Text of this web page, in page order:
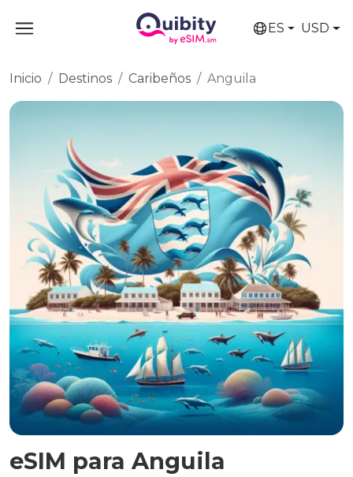
ES USD
Inicio Destinos Caribeños Anguila
eSIM para Anguila